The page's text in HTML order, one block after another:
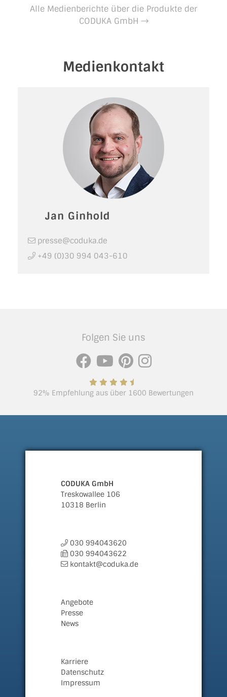
Alle Medienberichte über die Produkte der
CODUKA GmbH
Medienkontakt
Jan Ginhold
presse@coduka.de
+49 (0)30 994 043-610
Folgen Sie uns
92% Empfehlung aus über 1600 Bewertungen
CODUKA GmbH
Treskowallee 106
10318 Berlin
030 994043620
030 994043622
kontakt@coduka.de
Angebote
Presse
News
Karriere
Datenschutz
Impressum